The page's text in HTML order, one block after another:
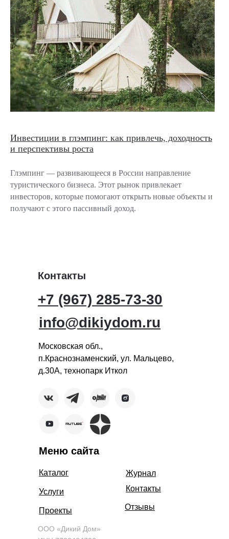
Инвестиции в глэмпинг: как привлечь, доходность
и перспективы роста
Глэмпинг — развивающееся в России направление
туристического бизнеса. Этот рынок привлекает
инвесторов, которые помогают открыть новые объекты и
получают с этого пассивный доход.
+7 (967) 285-73-30
info@dikiydom.ru
Московская обл.,
п.Краснознаменский, ул. Мальцево,
д.30А, технопарк Иткол
Меню сайта
Каталог
Услуги
Проекты
Журнал
Отзывы
Контакты
Контакты
ООО «Дикий Дом»